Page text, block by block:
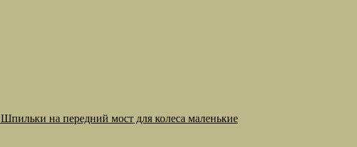
Шпильки на передний мост для колеса маленькие